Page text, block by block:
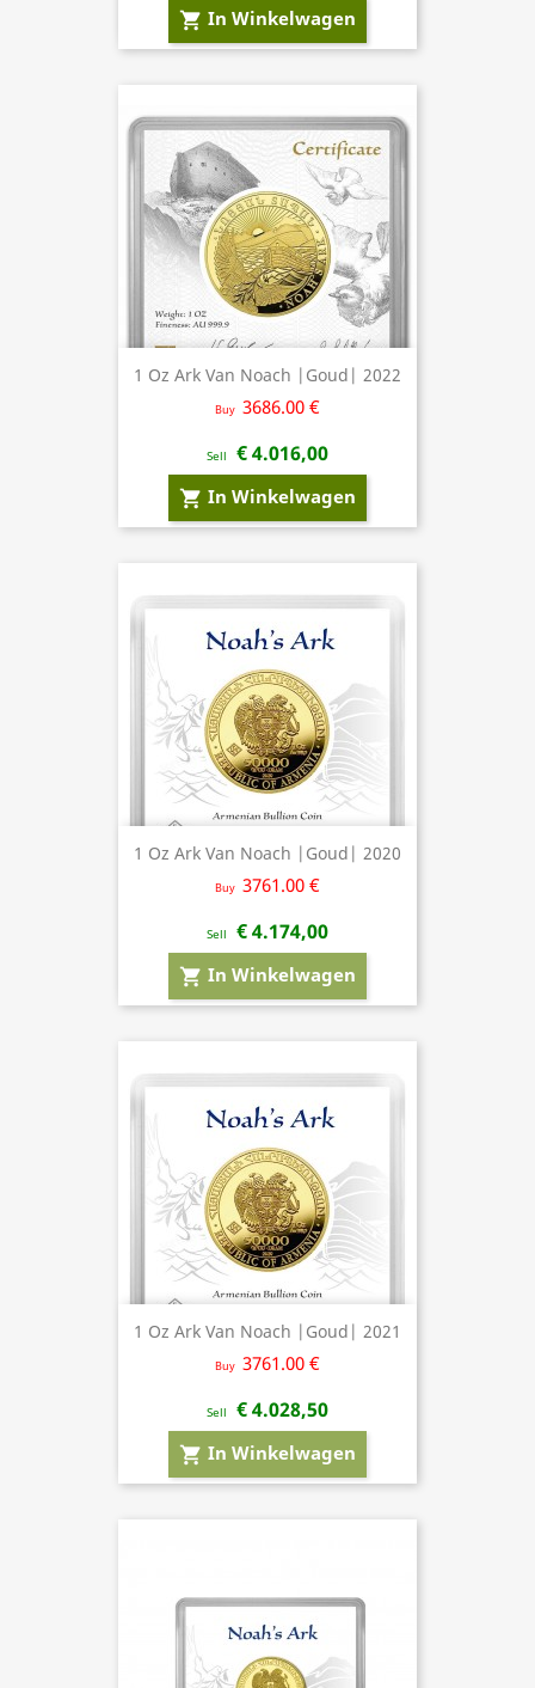
shopping_cart In Winkelwagen
1 Oz Ark Van Noach |Goud| 2022
Buy 3686.00 €
Sell € 4.016,00
shopping_cart In Winkelwagen
1 Oz Ark Van Noach |Goud| 2020
Buy 3761.00 €
Sell € 4.174,00
shopping_cart In Winkelwagen
1 Oz Ark Van Noach |Goud| 2021
Buy 3761.00 €
Sell € 4.028,50
shopping_cart In Winkelwagen